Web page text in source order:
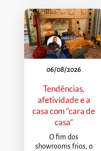
06/08/2026
Tendências,
afetividade e a
casa com “cara de
casa”
O fim dos
showrooms frios, o